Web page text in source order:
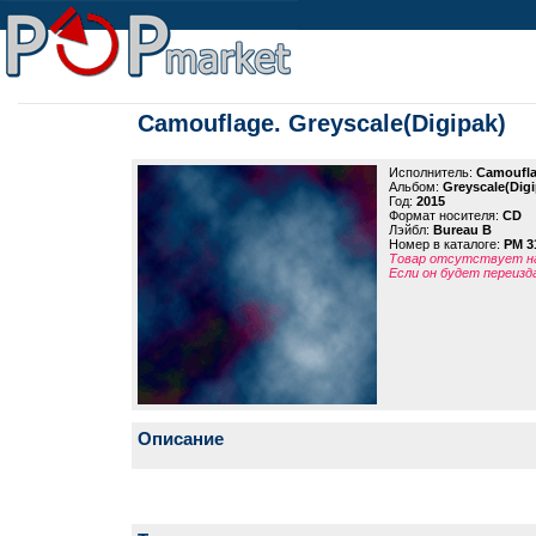
Camouflage. Greyscale(Digipak)
Исполнитель:
Альбом:
Год: 2015
Формат носителя: CD
Лэйбл: Bureau B
Номер в каталоге: PM
Товар отсутствует
Если он будет
Описание